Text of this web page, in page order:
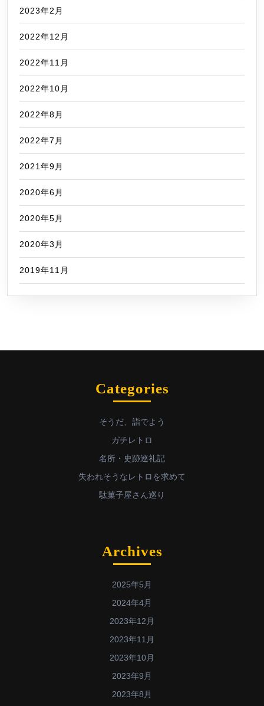
2023年2月
2022年12月
2022年11月
2022年10月
2022年8月
2022年7月
2021年9月
2020年6月
2020年5月
2020年3月
2019年11月
Categories
そうだ、詣でよう
ガチレトロ
名所・史跡巡礼記
失われそうなレトロを求めて
駄菓子屋さん巡り
Archives
2025年5月
2024年4月
2023年12月
2023年11月
2023年10月
2023年9月
2023年8月